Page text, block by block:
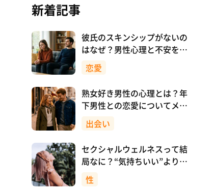
新着記事
彼氏のスキンシップがないの
はなぜ？男性心理と不安を減
らす向き合い方
恋愛
熟女好き男性の心理とは？年
下男性との恋愛についてメリ
ットも解説！
出会い
セクシャルウェルネスって結
局なに？“気持ちいい”より先
に、自分を大切にすること
性